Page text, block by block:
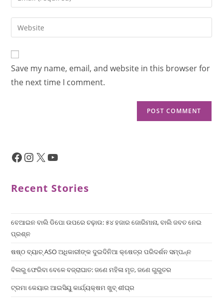
Save my name, email, and website in this browser for
the next time I comment.
Recent Stories
ବେଆଇନ ବାଲି ଡିପୋ ଉପରେ ଚଢ଼ାଉ: ୫୪ ହଜାର ଜୋରିମାନା, ବାଲି ଜବତ ନେଇ
ପ୍ରଶ୍ନ
ଷଷ୍ଠ ବ୍ୟାଚ୍‌ ASO ଅଧିକାରୀଙ୍କ ଦୁଇଦିନିଆ କ୍ଷେତ୍ର ପରିଦର୍ଶନ ସମ୍ପନ୍ନ
ବିଲରୁ ଫେରିବା ବେଳେ ବଜ୍ରାଘାତ: ଜଣେ ମହିଳା ମୃତ, ଜଣେ ଗୁରୁତର
ଟ୍ରମା କେୟାର ଆଇସିୟୁ କାର୍ଯ୍ୟକ୍ଷମ ଖୁବ୍ ଶୀଘ୍ର